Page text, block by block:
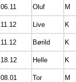
06.11 Oluf M
11.12 Live K
11.12 Børild K
18.12 Helle K
08.01 Tor M